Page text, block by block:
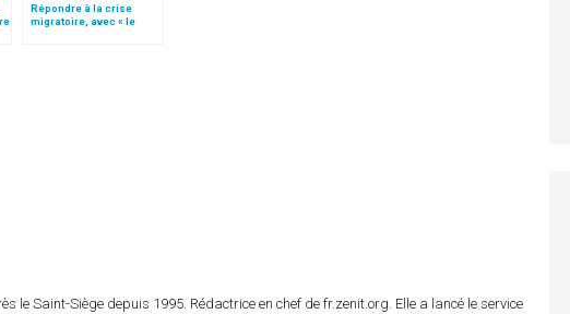
Répondre à la crise
migratoire, avec « le
le Saint-Siège depuis 1995. Rédactrice en chef de fr.zenit.org. Elle a lancé le service